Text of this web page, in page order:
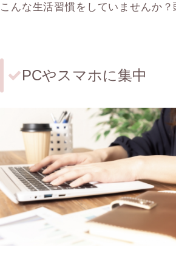
こんな生活習慣をしていませんか？
PCやスマホに集中